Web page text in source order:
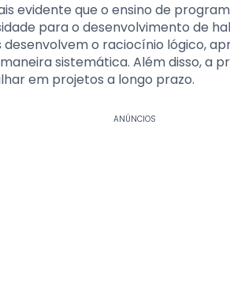
evidente que o ensino de
para o desenvolvimento de
o raciocínio lógico,
sistemática. Além disso, a
em projetos a longo prazo.
ANÚNCIOS